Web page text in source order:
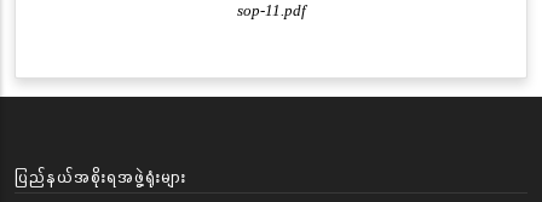
sop-11.pdf
ပြည်နယ်အစိုးရအဖွဲ့ရုံးများ